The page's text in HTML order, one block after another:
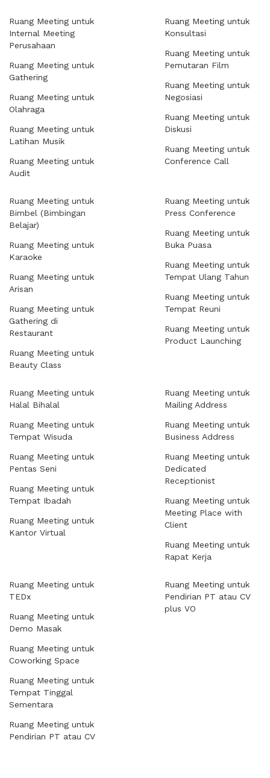
Ruang Meeting untuk
Internal Meeting
Perusahaan
Ruang Meeting untuk
Gathering
Ruang Meeting untuk
Olahraga
Ruang Meeting untuk
Latihan Musik
Ruang Meeting untuk
Audit
Ruang Meeting untuk
Konsultasi
Ruang Meeting untuk
Pemutaran Film
Ruang Meeting untuk
Negosiasi
Ruang Meeting untuk
Diskusi
Ruang Meeting untuk
Conference Call
Ruang Meeting untuk
Bimbel (Bimbingan
Belajar)
Ruang Meeting untuk
Karaoke
Ruang Meeting untuk
Arisan
Ruang Meeting untuk
Gathering di
Restaurant
Ruang Meeting untuk
Beauty Class
Ruang Meeting untuk
Press Conference
Ruang Meeting untuk
Buka Puasa
Ruang Meeting untuk
Tempat Ulang Tahun
Ruang Meeting untuk
Tempat Reuni
Ruang Meeting untuk
Product Launching
Ruang Meeting untuk
Halal Bihalal
Ruang Meeting untuk
Tempat Wisuda
Ruang Meeting untuk
Pentas Seni
Ruang Meeting untuk
Tempat Ibadah
Ruang Meeting untuk
Kantor Virtual
Ruang Meeting untuk
Mailing Address
Ruang Meeting untuk
Business Address
Ruang Meeting untuk
Dedicated
Receptionist
Ruang Meeting untuk
Meeting Place with
Client
Ruang Meeting untuk
Rapat Kerja
Ruang Meeting untuk
TEDx
Ruang Meeting untuk
Demo Masak
Ruang Meeting untuk
Coworking Space
Ruang Meeting untuk
Tempat Tinggal
Sementara
Ruang Meeting untuk
Pendirian PT atau CV
Ruang Meeting untuk
Pendirian PT atau CV
plus VO